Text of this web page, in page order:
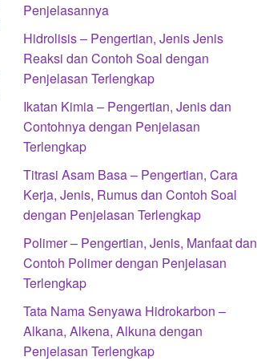
Penjelasannya
Hidrolisis – Pengertian, Jenis Jenis
Reaksi dan Contoh Soal dengan
Penjelasan Terlengkap
Ikatan Kimia – Pengertian, Jenis dan
Contohnya dengan Penjelasan
Terlengkap
Titrasi Asam Basa – Pengertian, Cara
Kerja, Jenis, Rumus dan Contoh Soal
dengan Penjelasan Terlengkap
Polimer – Pengertian, Jenis, Manfaat dan
Contoh Polimer dengan Penjelasan
Terlengkap
Tata Nama Senyawa Hidrokarbon –
Alkana, Alkena, Alkuna dengan
Penjelasan Terlengkap